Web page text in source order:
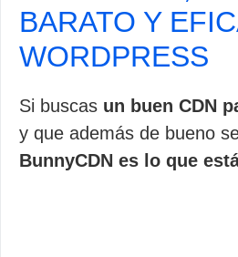
BARATO Y
WORDPRESS
Si buscas un buen CDN
y que además de bueno
BunnyCDN es lo que